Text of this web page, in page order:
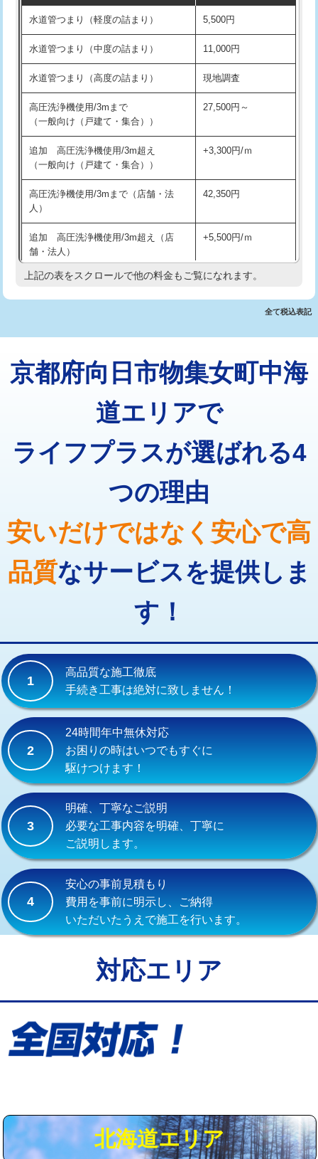
洗面台設置 38,500円
化粧台設置 22,000円
追加人工 16,500円
廃棄・処分 現場見積
※給水管工事は20mmまでの価格です。
交換・取付(排水栓・排水トラップ
22,000円+材料費
持込商品取付（混合水栓）
持込商品取付（浄水器・分岐水栓） 16,500円
業）
排水管工事（追加 排水管工事/3ｍ超
え）
マス交換（土の掘削・埋め戻し作業） 11,000円~
マス交換（深さ50㎝以上） 66,000円
コンクリート斫り（厚さ10㎝超え） 38,500円
モルタル補修（厚さ10㎝まで） 27,500円
16,500円
廃棄・処分 現場見積
水道管つまり（軽度の詰まり） 5,500円
水道管つまり（中度の詰まり） 11,000円
水道管つまり（高度の詰まり） 現地調査
高圧洗浄機使用/3mまで
（一般向け（戸建て・集合））
27,500円～
追加 高圧洗浄機使用/3m超え
（一般向け（戸建て・集合））
+3,300円/ｍ
高圧洗浄機使用/3mまで（店舗・法
人）
42,350円
追加 高圧洗浄機使用/3m超え（店
舗・法人）
+5,500円/ｍ
高度高圧洗浄換 現地調査
トーラー機使用/3mまで 33,000円
追加トーラー機使用/3m超え +3,300円
8,800円
止水・漏水調査・防水処理・清掃・修
11,000円
止水・漏水調査・防水処理・清掃・修
22,000円
止水・漏水調査・防水処理・清掃・修
理・調整・分解・加工など（重作業）
33,000円
その他部品の脱着 8,800円～
交換・取付(単水栓（壁付・デッキ
式）)
13,200円+材料費
交換・取付(混合水栓（壁付・デッキ
式・ワンホール）)
16,500円+材料費
交換・取付(排水栓・排水トラップ
（P/S/ポップアップ））
交換・取付（その他部品）
持込商品取付（単水栓）
持込商品取付（混合水栓） 16,500円
持込商品取付（浄水器・分岐水栓） 16,500円
給水管工事※（ホール加工)
給水管工事※（バンド止め) 3,300円
給水管工事※（保温材使用（バンド止
5,500円
給水管工事※（土の掘削・埋め戻し作
業)
用（追加）/3ｍ超え)
給水管工事※（ライニング鋼管・銅
44,000円
上記の表をスクロールで他の料金もご覧になれます。
全て税込表記
京都府向日市物集女町中海
道エリアで
ライフプラスが選ばれる4
つの理由
安いだけではなく安心で高
品質なサービスを提供しま
す！
1
高品質な施工徹底
手続き工事は絶対に致しません！
2
24時間年中無休対応
お困りの時はいつでもすぐに
駆けつけます！
3
明確、丁寧なご説明
必要な工事内容を明確、丁寧に
ご説明します。
4
安心の事前見積もり
費用を事前に明示し、ご納得
いただいたうえで施工を行います。
対応エリア
北海道エリア